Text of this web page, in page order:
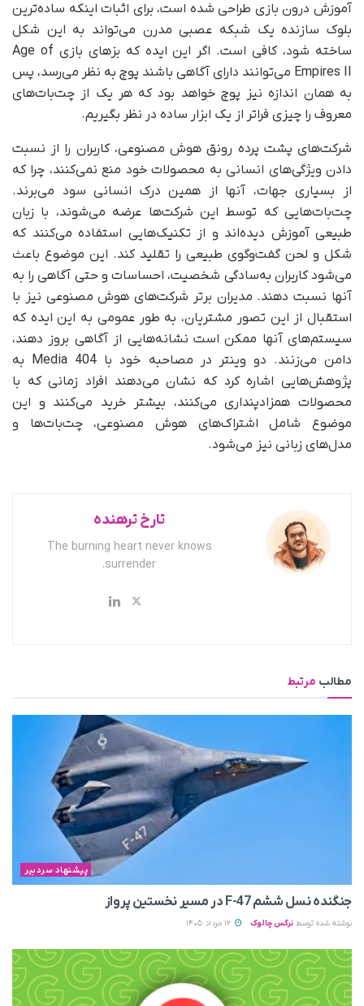
آموزش درون بازی طراحی شده است، برای اثبات اینکه ساده‌ترین
بلوک سازنده یک شبکه عصبی مدرن می‌تواند به این شکل
ساخته شود، کافی است. اگر این ایده که بزهای بازی Age of
Empires II می‌توانند دارای آگاهی باشند پوچ به نظر می‌رسد، پس
به همان اندازه نیز پوچ خواهد بود که هر یک از چت‌بات‌های
معروف را چیزی فراتر از یک ابزار ساده در نظر بگیریم.
شرکت‌های پشت پرده‌ رونق هوش مصنوعی، کاربران را از نسبت
دادن ویژگی‌های انسانی به محصولات خود منع نمی‌کنند، چرا که
از بسیاری جهات، آنها از همین درک انسانی سود می‌برند.
چت‌بات‌هایی که توسط این شرکت‌ها عرضه می‌شوند، با زبان
طبیعی آموزش دیده‌اند و از تکنیک‌هایی استفاده می‌کنند که
شکل و لحن گفت‌وگوی طبیعی را تقلید کند. این موضوع باعث
می‌شود کاربران به‌سادگی شخصیت، احساسات و حتی آگاهی را به
آنها نسبت دهند. مدیران برتر شرکت‌های هوش مصنوعی نیز با
استقبال از این تصور مشتریان، به‌ طور عمومی به این ایده که
سیستم‌های آنها ممکن است نشانه‌هایی از آگاهی بروز دهند،
دامن می‌زنند. دو وینتر در مصاحبه خود با 404 Media به
پژوهش‌هایی اشاره کرد که نشان می‌دهند افراد زمانی که با
محصولات همزادپنداری می‌کنند، بیشتر خرید می‌کنند و این
موضوع شامل اشتراک‌های هوش مصنوعی، چت‌بات‌ها و
مدل‌های زبانی نیز می‌شود.
تارخ ترهنده
The burning heart never knows
surrender.
مطالب مرتبط
پیشنهاد سردبیر
جنگنده نسل ششم F-47 در مسیر نخستین پرواز
نوشته شده توسط نرگس چالوک